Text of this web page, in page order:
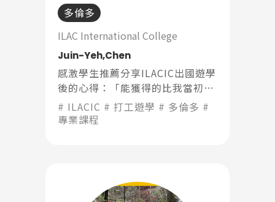
Promotion 最新優惠
Program 課程選擇
知識庫
多倫多
ILAC International College
Juin-Yeh,Chen
感激學生推薦分享ILACIC出國遊學
後的心得：「能獲得的比我當初想
像的多太多了！”。每個人追求的
東西都不一樣，能達到的程度也不
ILACIC 打工遊學
多倫多
專業課程